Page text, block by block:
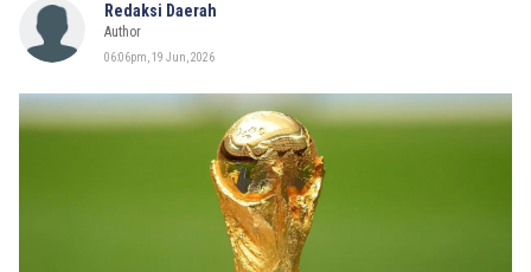
Redaksi Daerah
Author
06:06pm, 19 Jun, 2026